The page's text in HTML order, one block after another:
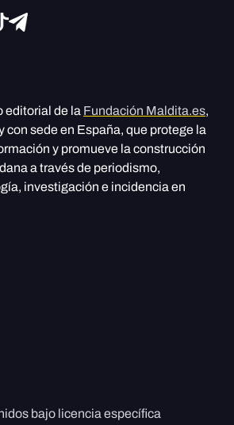
editorial de la Fundación Maldita.es,
con sede en España, que protege la
y promueve la construcción
a través de periodismo,
investigación e incidencia en
bajo licencia específica